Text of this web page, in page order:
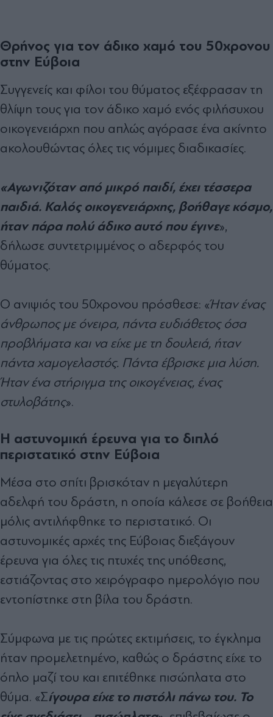
Θρήνος για τον άδικο χαμό του 50χρονου
στην Εύβοια
Συγγενείς και φίλοι του θύματος εξέφρασαν τη
θλίψη τους για τον άδικο χαμό ενός φιλήσυχου
οικογενειάρχη που απλώς αγόρασε ένα ακίνητο
ακολουθώντας όλες τις νόμιμες διαδικασίες.
«Αγωνιζόταν από μικρό παιδί, έχει τέσσερα
παιδιά. Καλός οικογενειάρχης, βοήθαγε κόσμο,
ήταν πάρα πολύ άδικο αυτό που έγινε»,
δήλωσε συντετριμμένος ο αδερφός του
θύματος.
Ο ανιψιός του 50χρονου πρόσθεσε: «Ήταν ένας
άνθρωπος με όνειρα, πάντα ευδιάθετος όσα
προβλήματα και να είχε με τη δουλειά, ήταν
πάντα χαμογελαστός. Πάντα έβρισκε μια λύση.
Ήταν ένα στήριγμα της οικογένειας, ένας
στυλοβάτης».
Η αστυνομική έρευνα για το διπλό
περιστατικό στην Εύβοια
Μέσα στο σπίτι βρισκόταν η μεγαλύτερη
αδελφή του δράστη, η οποία κάλεσε σε βοήθεια
μόλις αντιλήφθηκε το περιστατικό. Οι
αστυνομικές αρχές της Εύβοιας διεξάγουν
έρευνα για όλες τις πτυχές της υπόθεσης,
εστιάζοντας στο χειρόγραφο ημερολόγιο που
εντοπίστηκε στη βίλα του δράστη.
Σύμφωνα με τις πρώτες εκτιμήσεις, το έγκλημα
ήταν προμελετημένο, καθώς ο δράστης είχε το
όπλο μαζί του και επιτέθηκε πισώπλατα στο
θύμα. «Σίγουρα είχε το πιστόλι πάνω του. Το